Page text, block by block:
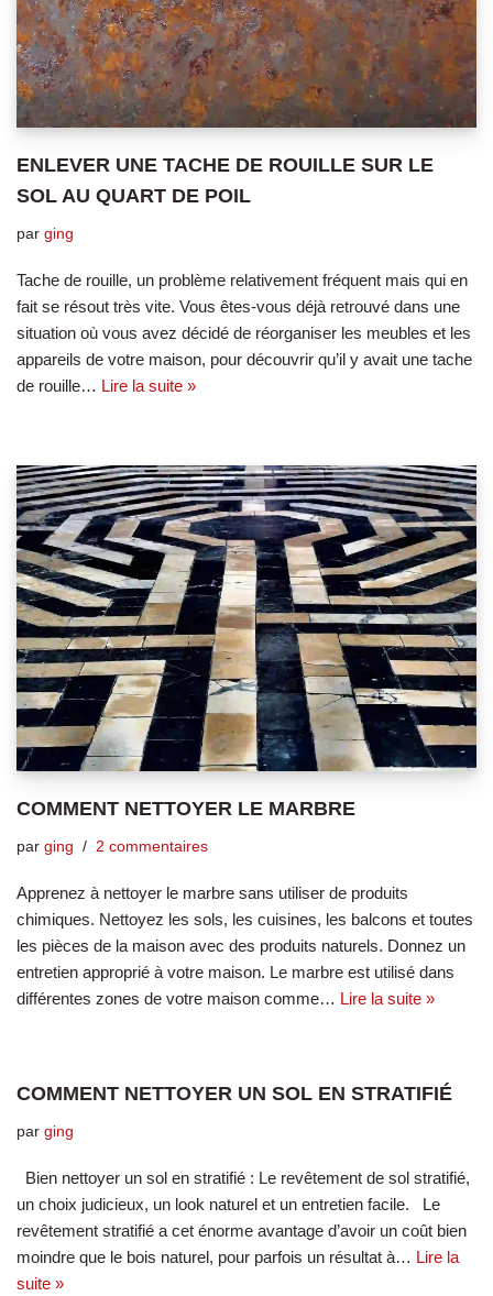
ENLEVER UNE TACHE DE ROUILLE SUR LE
SOL AU QUART DE POIL
par ging
Tache de rouille, un problème relativement fréquent mais qui en
fait se résout très vite. Vous êtes-vous déjà retrouvé dans une
situation où vous avez décidé de réorganiser les meubles et les
appareils de votre maison, pour découvrir qu’il y avait une tache
de rouille… Lire la suite »
COMMENT NETTOYER LE MARBRE
par ging 2 commentaires
Apprenez à nettoyer le marbre sans utiliser de produits
chimiques. Nettoyez les sols, les cuisines, les balcons et toutes
les pièces de la maison avec des produits naturels. Donnez un
entretien approprié à votre maison. Le marbre est utilisé dans
différentes zones de votre maison comme… Lire la suite »
COMMENT NETTOYER UN SOL EN STRATIFIÉ
par ging
Bien nettoyer un sol en stratifié : Le revêtement de sol stratifié,
un choix judicieux, un look naturel et un entretien facile. Le
revêtement stratifié a cet énorme avantage d’avoir un coût bien
moindre que le bois naturel, pour parfois un résultat à… Lire la
suite »